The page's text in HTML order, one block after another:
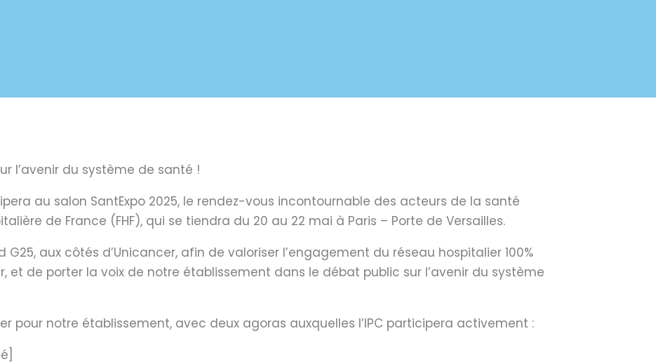
l’avenir du système de santé !
au salon SantExpo 2025, le rendez-vous incontournable des acteurs de la santé
de France (FHF), qui se tiendra du 20 au 22 mai à Paris – Porte de Versailles.
G25, aux côtés d’Unicancer, afin de valoriser l’engagement du réseau hospitalier 100%
et de porter la voix de notre établissement dans le débat public sur l’avenir du système
pour notre établissement, avec deux agoras auxquelles l’IPC participera activement :